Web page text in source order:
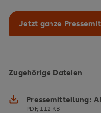
Jetzt ganze
Zugehörige Dateien
Pressemitteilung:
PDF, 112 KB